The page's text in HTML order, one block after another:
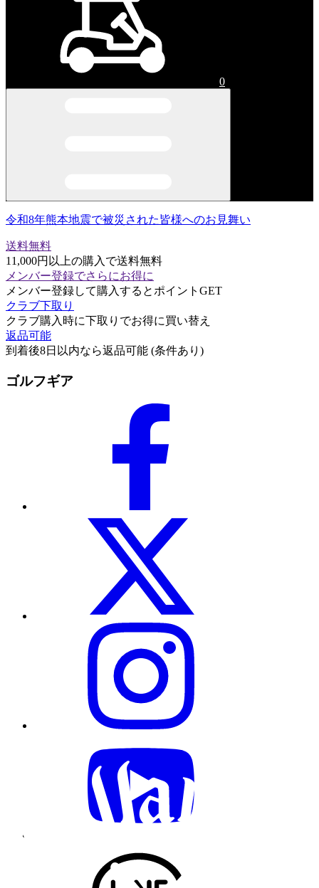
0
令和8年熊本地震で被災された皆様へのお見舞い
送料無料
11,000円以上の購入で送料無料
メンバー登録でさらにお得に
メンバー登録して購入するとポイントGET
クラブ下取り
クラブ購入時に下取りでお得に買い替え
返品可能
到着後8日以内なら返品可能 (条件あり)
ゴルフギア